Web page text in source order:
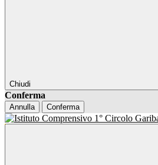
Chiudi
Conferma
Annulla Conferma